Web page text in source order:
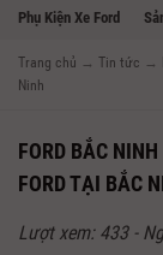
Phụ Kiện Xe Ford
Trang chủ → Tin tức →
Ninh
FORD BẮC
FORD TẠI BẮC
Lượt xem: 433 -